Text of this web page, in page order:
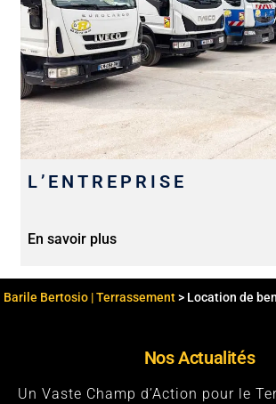
L’ENTREPRISE
En savoir plus
Barile Bertosio | Terrassement> Location de
Nos Actualités
Un Vaste Champ d’Action pour le